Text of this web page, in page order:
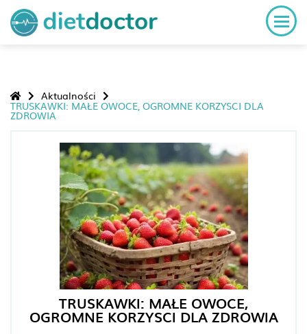
Aktualności
TRUSKAWKI: MAŁE OWOCE, OGROMNE KORZYSCI DLA
ZDROWIA
TRUSKAWKI: MAŁE OWOCE,
OGROMNE KORZYSCI DLA ZDROWIA